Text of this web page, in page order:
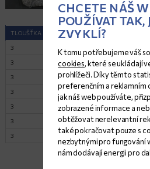
TLOUŠŤKA (CM) ROZMĚRY (CM)
3 Lesk
3 260x145 Lesk
3 262x145 Lesk
3
3 245x148
3 263x145
3 290x163
CHCETE NÁŠ
POUŽÍVAT TAK,
ZVYKLÍ?
K tomu potřebujeme váš
cookies, které se ukládají
prohlížeči. Díky těmto
preferenčním a reklamním
jak náš web používáte,
zobrazené informace a
obtěžovat nerelevantní
také pokračovat pouze s
nezbytnými pro fungování
nám dodávají energii pro